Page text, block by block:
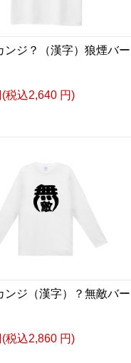
ンジ？（漢字）狼煙バー
税込2,640 円)
ンジ（漢字）？無敵バー
税込2,860 円)